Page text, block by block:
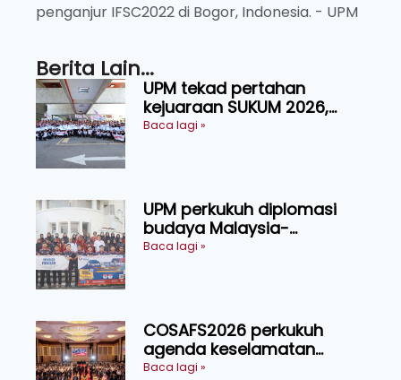
penganjur IFSC2022 di Bogor, Indonesia. - UPM
Berita Lain...
UPM tekad pertahan
kejuaraan SUKUM 2026,
sasar 16 pingat emas
Baca lagi »
UPM perkukuh diplomasi
budaya Malaysia-
Indonesia melalui Narasi
Baca lagi »
COSAFS2026 perkukuh
agenda keselamatan
makanan, AgriHub pacu
Baca lagi »